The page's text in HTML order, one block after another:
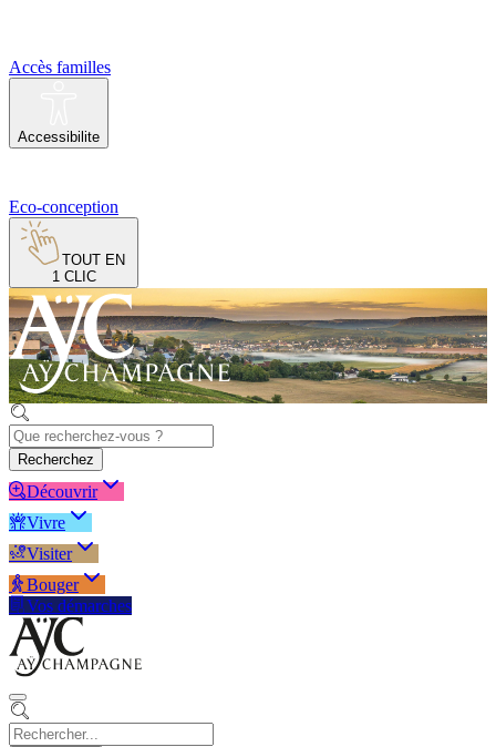
Accès familles
Accessibilite
Eco-conception
TOUT EN
1 CLIC
Recherchez
Découvrir
Vivre
Visiter
Bouger
Vos démarches